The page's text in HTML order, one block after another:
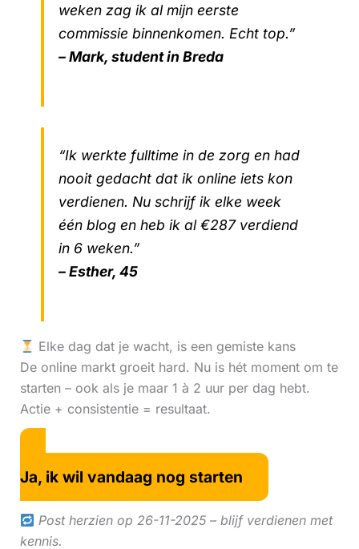
weken zag ik al mijn eerste
commissie binnenkomen. Echt top.”
– Mark, student in Breda
“Ik werkte fulltime in de zorg en had
nooit gedacht dat ik online iets kon
verdienen. Nu schrijf ik elke week
één blog en heb ik al €287 verdiend
in 6 weken.”
– Esther, 45
Elke dag dat je wacht, is een gemiste kans
De online markt groeit hard. Nu is hét moment om te
starten – ook als je maar 1 à 2 uur per dag hebt.
Actie + consistentie = resultaat.
Ja, ik wil vandaag nog starten
Post herzien op 26-11-2025 – blijf verdienen met
kennis.